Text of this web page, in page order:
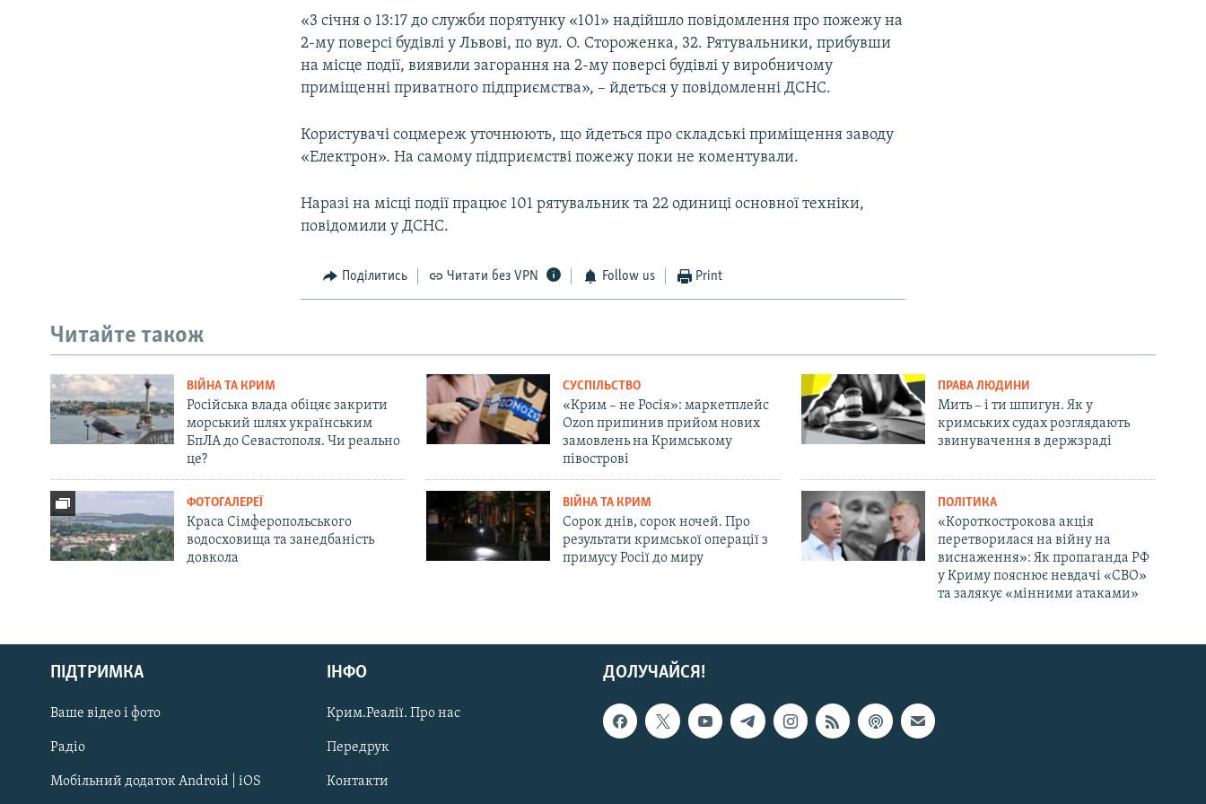
Русский
Qırımtatar
ДОЛУЧАЙСЯ!
«3 січня о 13:17 до служби порятунку «101» надійшло повідомлення про пожежу на
2-му поверсі будівлі у Львові, по вул. О. Стороженка, 32. Рятувальники, прибувши
на місце події, виявили загорання на 2-му поверсі будівлі у виробничому
приміщенні приватного підприємства», – йдеться у повідомленні ДСНС.
Користувачі соцмереж уточнюють, що йдеться про складські приміщення заводу
«Електрон». На самому підприємстві пожежу поки не коментували.
Наразі на місці події працює 101 рятувальник та 22 одиниці основної техніки,
повідомили у ДСНС.
Поділитись Читати без VPN Follow us Print
Читайте також
ВІЙНА ТА КРИМ
Російська влада обіцяє закрити
морський шлях українським
БпЛА до Севастополя. Чи реально
це?
СУСПІЛЬСТВО
«Крим – не Росія»: маркетплейс
Ozon припинив прийом нових
замовлень на Кримському
півострові
ПРАВА ЛЮДИНИ
Мить – і ти шпигун. Як у
кримських судах розглядають
звинувачення в держзраді
ФОТОГАЛЕРЕЇ
Краса Сімферопольського
водосховища та занедбаність
довкола
ВІЙНА ТА КРИМ
Сорок днів, сорок ночей. Про
результати кримської операції з
примусу Росії до миру
ПОЛІТИКА
«Короткострокова акція
перетворилася на війну на
виснаження»: Як пропаганда РФ
у Криму пояснює невдачі «СВО»
та залякує «мінними атаками»
ДОЛУЧАЙСЯ!
ПІДТРИМКА
Ваше відео і фото
Радіо
Мобільний додаток Android | iOS
ІНФО
Крим.Реалії. Про нас
Передрук
Контакти